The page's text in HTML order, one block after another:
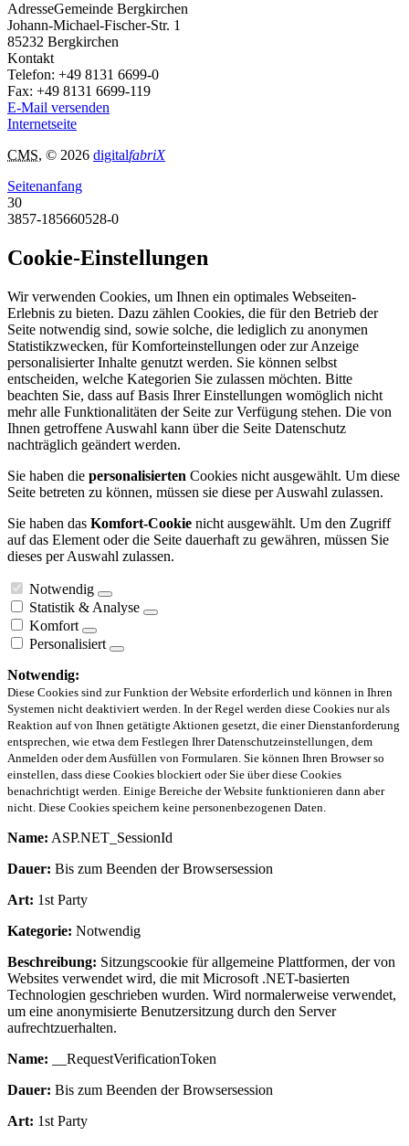
AdresseGemeinde Bergkirchen
Johann-Michael-Fischer-Str. 1
85232 Bergkirchen
Kontakt
Telefon: +49 8131 6699-0
Fax: +49 8131 6699-119
E-Mail versenden
Internetseite
CMS, © 2026 digitalfabriX
Seitenanfang
30
3857-185660528-0
Cookie-Einstellungen
Wir verwenden Cookies, um Ihnen ein optimales Webseiten-
Erlebnis zu bieten. Dazu zählen Cookies, die für den Betrieb der
Seite notwendig sind, sowie solche, die lediglich zu anonymen
Statistikzwecken, für Komforteinstellungen oder zur Anzeige
personalisierter Inhalte genutzt werden. Sie können selbst
entscheiden, welche Kategorien Sie zulassen möchten. Bitte
beachten Sie, dass auf Basis Ihrer Einstellungen womöglich nicht
mehr alle Funktionalitäten der Seite zur Verfügung stehen. Die von
Ihnen getroffene Auswahl kann über die Seite Datenschutz
nachträglich geändert werden.
Sie haben die personalisierten Cookies nicht ausgewählt. Um diese
Seite betreten zu können, müssen sie diese per Auswahl zulassen.
Sie haben das Komfort-Cookie nicht ausgewählt. Um den Zugriff
auf das Element oder die Seite dauerhaft zu gewähren, müssen Sie
dieses per Auswahl zulassen.
Notwendig
Statistik & Analyse
Komfort
Personalisiert
Notwendig:
Diese Cookies sind zur Funktion der Website erforderlich und können in Ihren
Systemen nicht deaktiviert werden. In der Regel werden diese Cookies nur als
Reaktion auf von Ihnen getätigte Aktionen gesetzt, die einer Dienstanforderung
entsprechen, wie etwa dem Festlegen Ihrer Datenschutzeinstellungen, dem
Anmelden oder dem Ausfüllen von Formularen. Sie können Ihren Browser so
einstellen, dass diese Cookies blockiert oder Sie über diese Cookies
benachrichtigt werden. Einige Bereiche der Website funktionieren dann aber
nicht. Diese Cookies speichern keine personenbezogenen Daten.
Name: ASP.NET_SessionId
Dauer: Bis zum Beenden der Browsersession
Art: 1st Party
Kategorie: Notwendig
Beschreibung: Sitzungscookie für allgemeine Plattformen, der von
Websites verwendet wird, die mit Microsoft .NET-basierten
Technologien geschrieben wurden. Wird normalerweise verwendet,
um eine anonymisierte Benutzersitzung durch den Server
aufrechtzuerhalten.
Name: __RequestVerificationToken
Dauer: Bis zum Beenden der Browsersession
Art: 1st Party